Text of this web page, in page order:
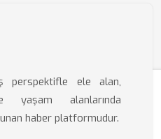
perspektifle ele alan,
yaşam alanlarında
haber platformudur.